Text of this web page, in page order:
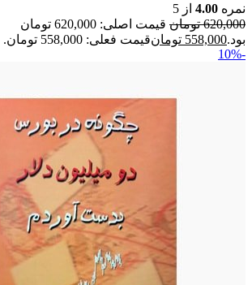
نمره 4.00 از 5
620,000 تومان
قیمت اصلی: 620,000 تومان
بود.558,000 تومانقیمت فعلی: 558,000 تومان.
-10%